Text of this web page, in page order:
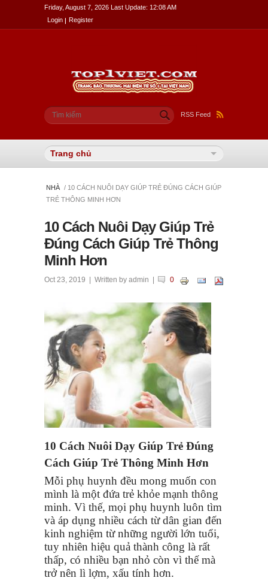
Friday, August 7, 2026 Last Update: 12:08 AM
Login
Register
RSS Feed
Biểu mẫu tìm kiếm
Tìm kiếm
NHÀ / 10 CÁCH NUÔI DẠY GIÚP TRẺ ĐÚNG CÁCH GIÚP
TRẺ THÔNG MINH HƠN
10 Cách Nuôi Dạy Giúp Trẻ
Đúng Cách Giúp Trẻ Thông
Minh Hơn
Oct 23, 2019 | Written by admin | 0
10 Cách Nuôi Dạy Giúp Trẻ Đúng
Cách Giúp Trẻ Thông Minh Hơn
Mỗi phụ huynh đều mong muốn con
mình là một đứa trẻ khỏe mạnh thông
minh. Vì thế, mọi phụ huynh luôn tìm
và áp dụng nhiều cách từ dân gian đến
kinh nghiệm từ những người lớn tuổi,
tuy nhiên hiệu quả thành công là rất
thấp, có nhiều bạn nhỏ còn vì thế mà
trở nên lì lợm, xấu tính hơn.